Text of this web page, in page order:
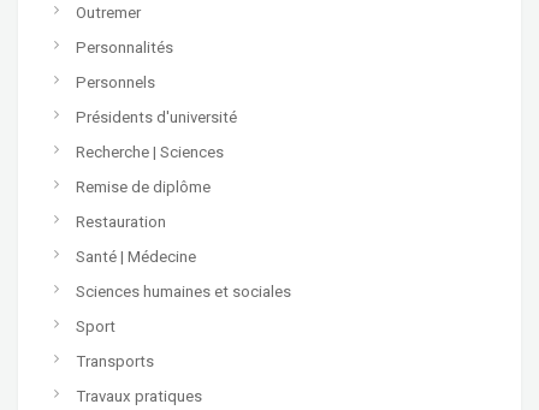
Outremer
Personnalités
Personnels
Présidents d'université
Recherche | Sciences
Remise de diplôme
Restauration
Santé | Médecine
Sciences humaines et sociales
Sport
Transports
Travaux pratiques